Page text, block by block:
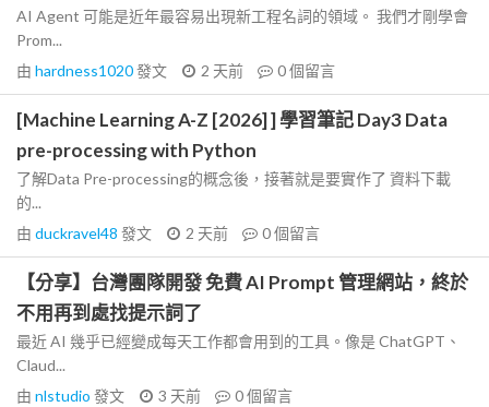
AI Agent 可能是近年最容易出現新工程名詞的領域。 我們才剛學會
Prom...
由 hardness1020發文 2 天前 0個留言
[Machine Learning A-Z [2026] ] 學習筆記 Day3 Data
pre-processing with Python
了解Data Pre-processing的概念後，接著就是要實作了 資料下載
的...
由 duckravel48 發文 2 天前 0個留言
【分享】台灣團隊開發 免費 AI Prompt 管理網站，終於
不用再到處找提示詞了
最近 AI 幾乎已經變成每天工作都會用到的工具。像是 ChatGPT、
Claud...
由 nlstudio 發文 3 天前 0個留言